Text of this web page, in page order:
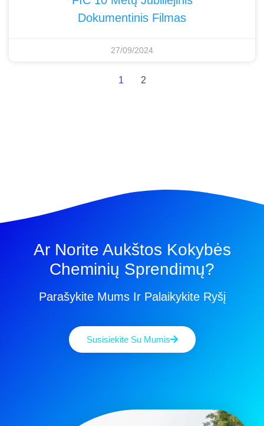
Dokumentinis Filmas
27/09/2024
1 2
Ar Norite Aukštos Kokybės
Cheminių Sprendimų?
Parašykite Mums Ir Palaikykite Ryšį
Susisiekite Su Mumis